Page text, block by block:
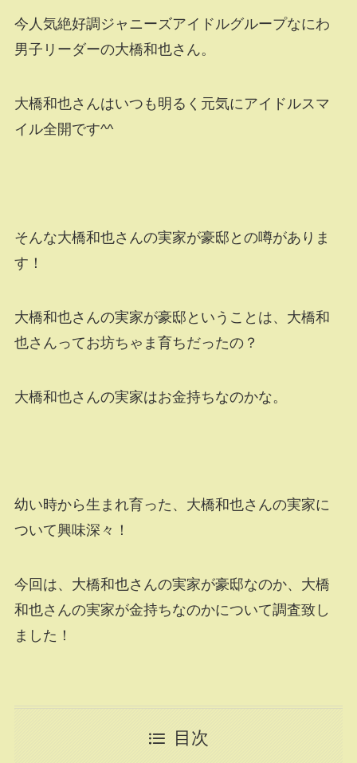
今人気絶好調ジャニーズアイドルグループなにわ
男子リーダーの大橋和也さん。
大橋和也さんはいつも明るく元気にアイドルスマ
イル全開です^^
そんな大橋和也さんの実家が豪邸との噂がありま
す！
大橋和也さんの実家が豪邸ということは、大橋和
也さんってお坊ちゃま育ちだったの？
大橋和也さんの実家はお金持ちなのかな。
幼い時から生まれ育った、大橋和也さんの実家に
ついて興味深々！
今回は、大橋和也さんの実家が豪邸なのか、大橋
和也さんの実家が金持ちなのかについて調査致し
ました！
目次